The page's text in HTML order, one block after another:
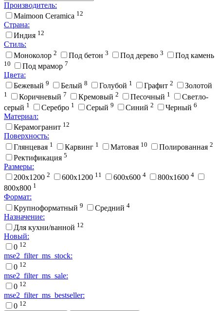
Производитель:
Maimoon Ceramica 12
Страна:
Индия 12
Стиль:
Моноколор 2 Под бетон 3 Под дерево 3 Под камень
10 Под мрамор 7
Цвета:
Бежевый 9 Белый 8 Голубой 1 Графит 2 Золотой
1 Коричневый 7 Кремовый 2 Песочный 1
Светло-
серый 1 Серебро 1 Серый 9 Синий 2 Черный 6
Материал:
Керамогранит 12
Поверхность:
Глянцевая 1 Карвинг 1 Матовая 10 Полированная 2
Ректификация 5
Размеры:
200x1200 2 600x1200 11 600x600 4 800x1600 4
800x800 1
Формат:
Крупноформатный 9 Средний 4
Назначение:
Для кухни/ванной 12
Новый:
0 12
mse2_filter_ms_stock:
0 12
mse2_filter_ms_sale:
0 12
mse2_filter_ms_bestseller:
0 12